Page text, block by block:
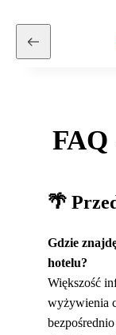
FAQ
🌴
Gdzie
hotelu?
Większość
wyżywienia